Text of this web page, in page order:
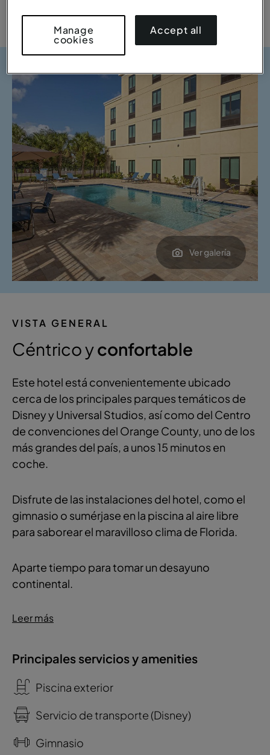
Ver galería
VISTA GENERAL
Céntrico yconfortable
Este hotel está convenientemente ubicado
cerca de los principales parques temáticos de
Disney y Universal Studios, así como del Centro
de convenciones del Orange County, uno de los
más grandes del país, a unos 15 minutos en
coche.
Disfrute de las instalaciones del hotel, como el
gimnasio o sumérjase en la piscina al aire libre
para saborear el maravilloso clima de Florida.
Aparte tiempo para tomar un desayuno
continental.
Leer más
Principales servicios y amenities
Piscina exterior
Servicio de transporte (Disney)
Gimnasio
Manage
cookies
Accept all